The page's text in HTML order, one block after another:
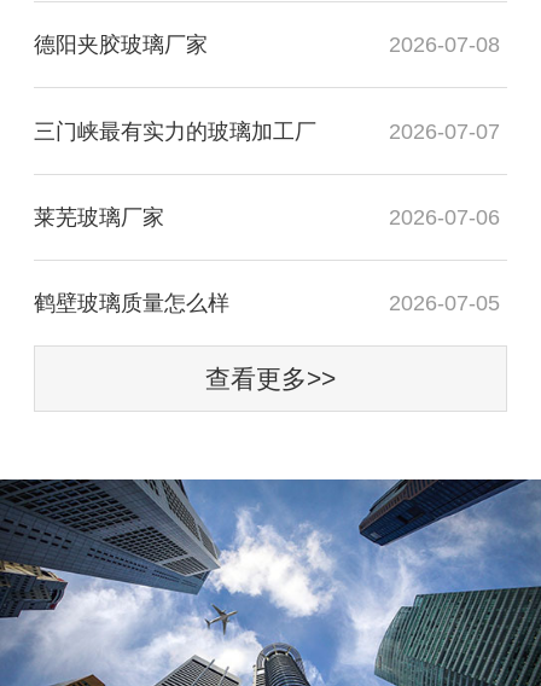
德阳夹胶玻璃厂家 2026-07-08
三门峡最有实力的玻璃加工厂 2026-07-07
莱芜玻璃厂家 2026-07-06
鹤壁玻璃质量怎么样 2026-07-05
查看更多>>